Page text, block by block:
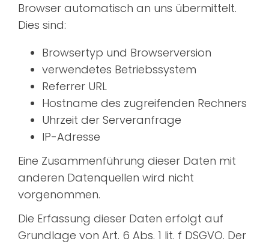
Browser automatisch an uns übermittelt.
Dies sind:
Browsertyp und Browserversion
verwendetes Betriebssystem
Referrer URL
Hostname des zugreifenden Rechners
Uhrzeit der Serveranfrage
IP-Adresse
Eine Zusammenführung dieser Daten mit
anderen Datenquellen wird nicht
vorgenommen.
Die Erfassung dieser Daten erfolgt auf
Grundlage von Art. 6 Abs. 1 lit. f DSGVO. Der